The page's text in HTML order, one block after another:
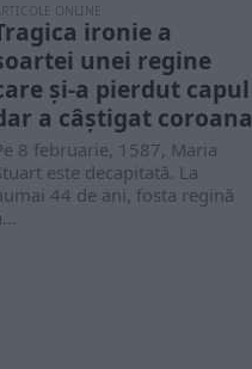
ONLINE
ironie a
unei regine
și-a pierdut capul
a câștigat coroana
8 februarie, 1587, Maria
este decapitată. La
44 de ani, fosta regină